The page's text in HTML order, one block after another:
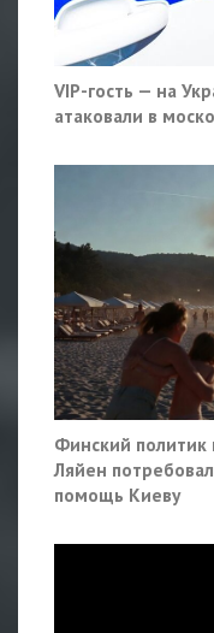
VIP-гость — на
атаковали в
Финский политик
Ляйен
помощь Киеву